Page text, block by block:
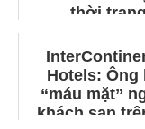
thời trang
Hotels: Ông
“máu mặt”
khách sạn